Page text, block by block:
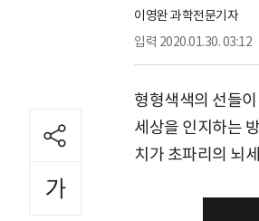
이영완 과학전문기자
입력 2020.01.30. 03:12
형형색색의 선들
세상을 인지하는
치가 초파리의 뇌